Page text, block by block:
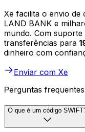
Xe facilita o envio de
LAND BANK e
mundo. Com suporte
transferências para
dinheiro com
Enviar com Xe
Perguntas
O que é um código